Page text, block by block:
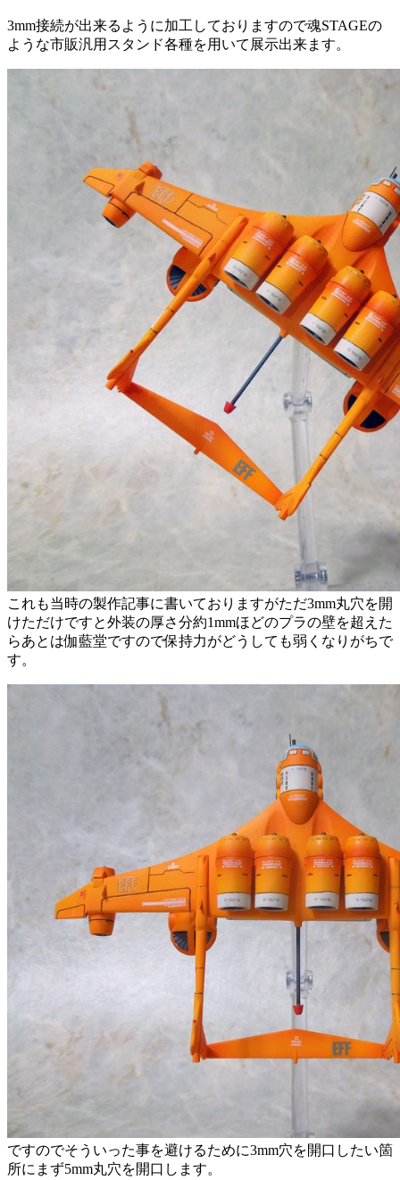
3mm接続が出来るように加工しておりますので魂STAGEの
ような市販汎用スタンド各種を用いて展示出来ます。
これも当時の製作記事に書いておりますがただ3mm丸穴を開
けただけですと外装の厚さ分約1mmほどのプラの壁を超えた
らあとは伽藍堂ですので保持力がどうしても弱くなりがちで
す。
ですのでそういった事を避けるために3mm穴を開口したい箇
所にまず5mm丸穴を開口します。